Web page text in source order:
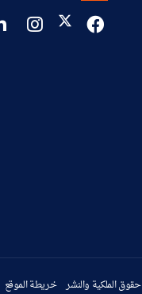
حقوق الملكية والنشر خريطة الموقع